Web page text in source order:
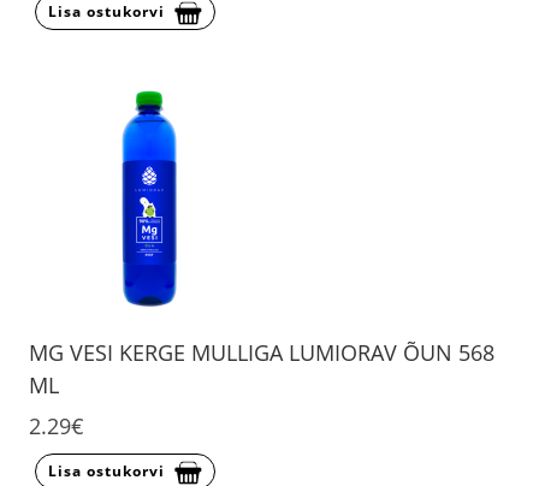
Lisa ostukorvi
MG VESI KERGE MULLIGA LUMIORAV ÕUN 568
ML
2.29€
Lisa ostukorvi